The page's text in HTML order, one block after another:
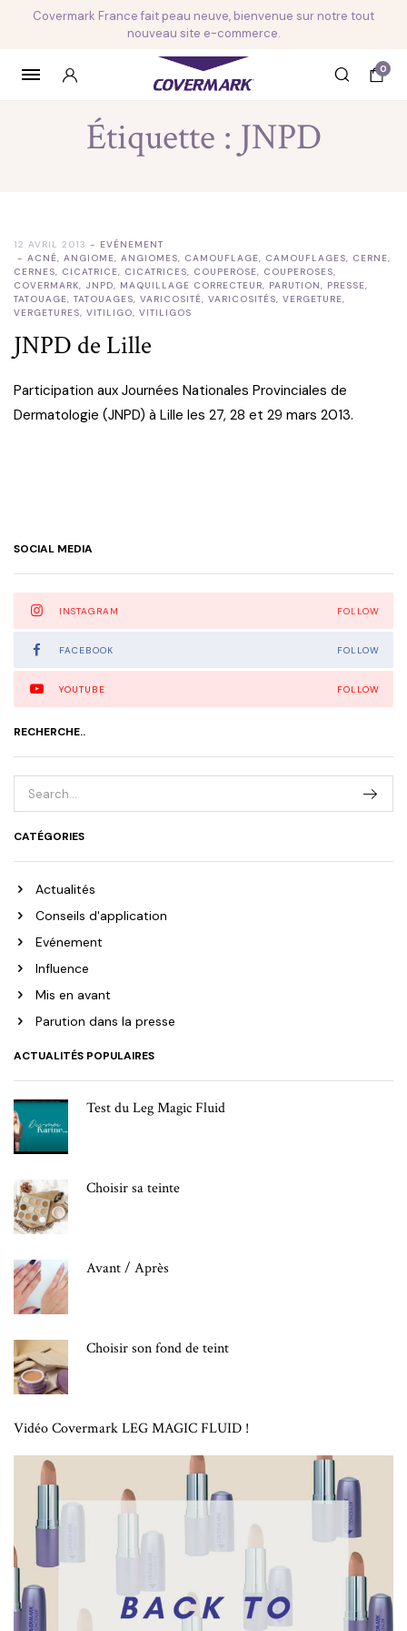
Covermark France fait peau neuve, bienvenue sur notre tout
nouveau site e-commerce.
0
Étiquette : JNPD
12 AVRIL 2013
EVÉNEMENT
ACNÉ, ANGIOME, ANGIOMES, CAMOUFLAGE, CAMOUFLAGES, CERNE,
CERNES, CICATRICE, CICATRICES, COUPEROSE, COUPEROSES,
COVERMARK, JNPD, MAQUILLAGE CORRECTEUR, PARUTION, PRESSE,
TATOUAGE, TATOUAGES, VARICOSITÉ, VARICOSITÉS, VERGETURE,
VERGETURES, VITILIGO, VITILIGOS
JNPD de Lille
Participation aux Journées Nationales Provinciales de
Dermatologie (JNPD) à Lille les 27, 28 et 29 mars 2013.
SOCIAL MEDIA
INSTAGRAM FOLLOW
FACEBOOK FOLLOW
YOUTUBE FOLLOW
RECHERCHE..
CATÉGORIES
Actualités
Conseils d'application
Evénement
Influence
Mis en avant
Parution dans la presse
ACTUALITÉS POPULAIRES
Test du Leg Magic Fluid
Choisir sa teinte
Avant / Après
Choisir son fond de teint
Vidéo Covermark LEG MAGIC FLUID !